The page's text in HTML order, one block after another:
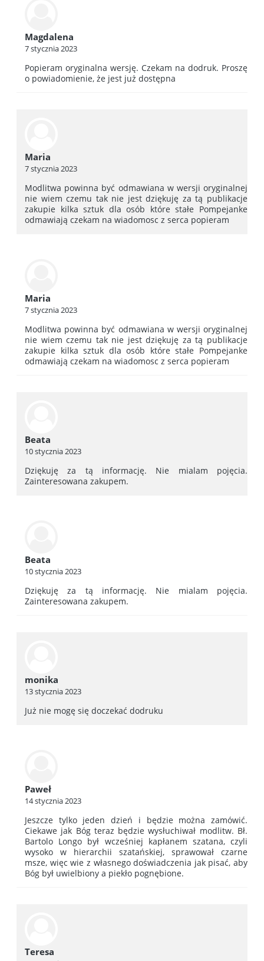
Magdalena
7 stycznia 2023
Popieram oryginalna wersję. Czekam na dodruk. Proszę
o powiadomienie, że jest już dostępna
Maria
7 stycznia 2023
Modlitwa powinna być odmawiana w wersji oryginalnej
nie wiem czemu tak nie jest dziękuję za tą publikacje
zakupie kilka sztuk dla osób które stałe Pompejanke
odmawiają czekam na wiadomosc z serca popieram
Maria
7 stycznia 2023
Modlitwa powinna być odmawiana w wersji oryginalnej
nie wiem czemu tak nie jest dziękuję za tą publikacje
zakupie kilka sztuk dla osób które stałe Pompejanke
odmawiają czekam na wiadomosc z serca popieram
Beata
10 stycznia 2023
Dziękuję za tą informację. Nie mialam pojęcia.
Zainteresowana zakupem.
Beata
10 stycznia 2023
Dziękuję za tą informację. Nie mialam pojęcia.
Zainteresowana zakupem.
monika
13 stycznia 2023
Już nie mogę się doczekać dodruku
Paweł
14 stycznia 2023
Jeszcze tylko jeden dzień i będzie można zamówić.
Ciekawe jak Bóg teraz będzie wysłuchiwał modlitw. Bł.
Bartolo Longo był wcześniej kapłanem szatana, czyli
wysoko w hierarchii szatańskiej, sprawował czarne
msze, więc wie z własnego doświadczenia jak pisać, aby
Bóg był uwielbiony a piekło pognębione.
Teresa